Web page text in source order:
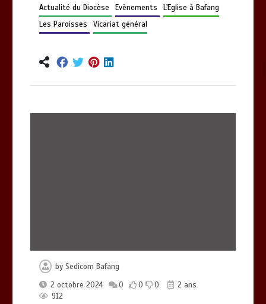
Actualité du Diocèse
Evènements
L'Eglise à Bafang
Les Paroisses
Vicariat général
bySedicom Bafang
2 octobre 2024
0 0 0
2 ans
912